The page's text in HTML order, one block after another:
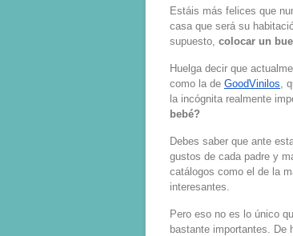
Estáis más felices que
casa que será su
supuesto, colocar un
Huelga decir que
como la de GoodVinilos,
la incógnita realmente
bebé?
Debes saber que ante
gustos de cada padre y
catálogos como el de la
interesantes.
Pero eso no es lo único
bastante importantes. De